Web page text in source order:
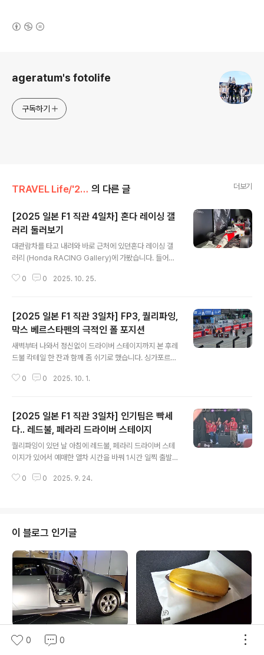
ageratum's fotolife
구독하기
TRAVEL Life/'25 일본 나고야, F1 스즈카 GP 의 다른 글 더보기
[2025 일본 F1 직관 4일차] 혼다 레이싱 갤
러리 둘러보기
대관람차를 타고 내려와 바로 근처에 있던혼다 레이싱 갤
러리 (Honda RACING Gallery)에 가봤습니다. 들어가
진들도 전시되어 있고 예전의 레이싱카들을 볼 수 있어서
0 0 2025. 10. 25.
[2025 일본 F1 직관 3일차] FP3, 퀄리파잉,
막스 베르스타펜의 극적인 폴 포지션
새벽부터 나와서 정신없이 드라이버 스테이지까지 본 후레
드불 칵테일 한 잔과 함께 좀 쉬기로 했습니다. 싱가포르때
어요 포르쉐 레이싱 하는 것도 보고 FP3 시간이 슬슬 오니
려고 일찍 나오더라구요 근데 또 레드플랙..건조한 잔디밭
에 불이 붙어서 계속 레드플랙이 떴습니다. FP3를 보고 나
오니 넓은 광장에 사람이 정말 가득 차있었습니다.역시 퀄
리파잉 데이부터가 진짜인 느낌이었어요 그리고 오후부터
밭에 불이 붙어서 그런가 마샬들이 물을 뿌리고 있긴한데..
0 0 2025. 10. 1.
[2025 일본 F1 직관 3일차] 인기팀은 빡세
다.. 레드불, 페라리 드라이버 스테이지
퀄리파잉이 있던 날 아침에 레드불, 페라리 드라이버 스테
이지가 있어서 예매한 열차 시간을 바꿔 1시간 일찍 출발을
재밌더라구요. [2025 일본 F1 직관 2일차] 윌리엄스, 애
파가 늘어난 모습이었습니다. 돌아가는 JR선 티켓을 미리
판fotolife.tistory.com 그래서 제가 응원하는 페라리 드
라이버 스테이지는 포기 할 수 없어서한시간 일찍 가서 줄
을 서면 좀 더 앞에서 볼 수 있겠지? 라는..머리에 꽃을 가득
피우고 출발했습니다. 퀄리파잉이 있는 날부터 확실히 서
킷으로..
0 0 2025. 9. 24.
이 블로그 인기글
모터쇼 되돌아보기 - 국산차들의
[일본/삿포로] 삿포로 농학교 밀
0 0